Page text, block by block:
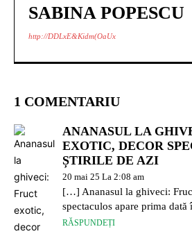
SABINA POPESCU
http://DDLxE&Kidm(OaUx
1 COMENTARIU
ANANASUL LA
EXOTIC, DECOR
ȘTIRILE DE AZI
20 mai 25 La 2:08 am
[…] Ananasul la ghiveci:
spectaculos apare prima
RĂSPUNDEȚI